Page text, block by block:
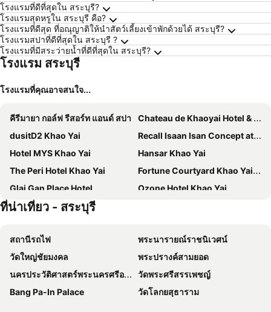
โรงแรมที่ดีที่สุดใน สระบุรี?
โรงแรมสุดหรูใน สระบุรี คือ?
โรงแรมที่ดีสุด ที่อณุญาติให้นำสัตว์เลี้ยงเข้าพักด้วยได้ สระบุรี?
โรงแรมสปาที่ดีที่สุดใน สระบุรี ?
โรงแรมที่มีสระว่ายน้ำที่ดีที่สุดใน สระบุรี?
โรงแรม สระบุรี
โรงแรมที่คุณอาจสนใจ...
คีรีมายา กอล์ฟ รีสอร์ท แอนด์ สปา
Chateau de Khaoyai Hotel & Resort
dusitD2 Khao Yai
Recall Isaan Isan Concept at Khaoyai
Hotel MYS Khao Yai
Hansar Khao Yai
The Peri Hotel Khao Yai
Fortune Courtyard Khao Yai Hotel Official
Glai Gan Place Hotel
Ozone Hotel Khao Yai
Grand Pruksa Siri Apartment
Viewpoint Khaoyai Hotel
ไฮโฮเต็ล สระบุรี หนองแค
Khaoyai Terrazzo
Hotel Chuan Chom The High Resort Saraburi - SHA Plus
Nornchill Khaoyai
Leelawadee Resort Saraburi
Green Pix Khaoyai
Paradise Inn and Dining
ที่น่าเที่ยว - สระบุรี
สถานีรถไฟ
พระนารายณ์ราชนิเวศน์
วัดใหญ่ชัยมงคล
พระปรางค์สามยอด
นครประวัติศาสตร์พระนครศรีอยุธยาและเมืองบริวาร
วัดพระศรีสรรเพชญ์
Bang Pa-In Palace
วัดโลกยสุธาราม